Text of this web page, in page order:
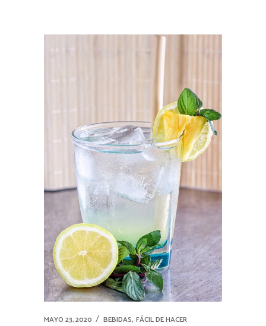
MAYO 23, 2020 BEBIDAS, FÁCIL DE HACER